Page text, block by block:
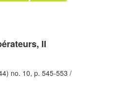
II
no. 10, p. 545-553 /